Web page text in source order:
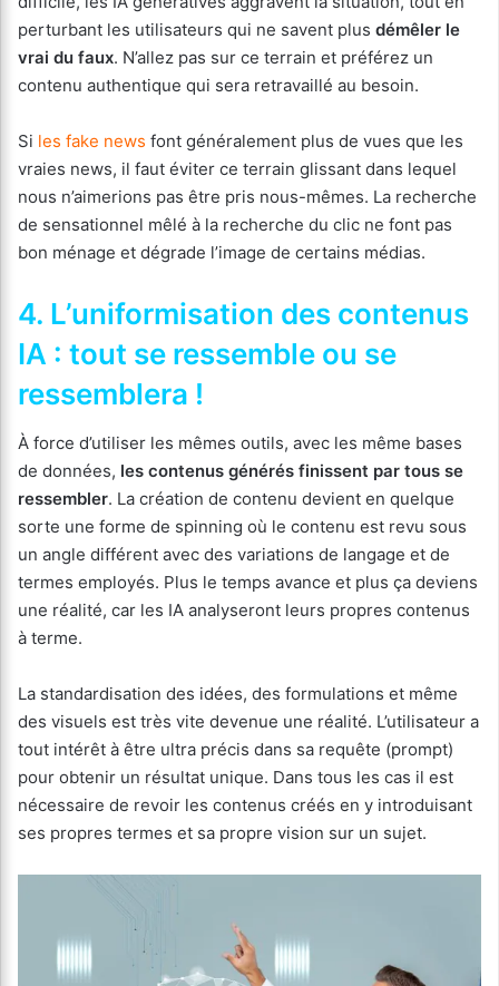
perturbant les utilisateurs qui ne savent plus démêler le
vrai du faux. N’allez pas sur ce terrain et préférez un
contenu authentique qui sera retravaillé au besoin.
Si les fake news font généralement plus de vues que les
vraies news, il faut éviter ce terrain glissant dans lequel
nous n’aimerions pas être pris nous-mêmes. La recherche
de sensationnel mêlé à la recherche du clic ne font pas
bon ménage et dégrade l’image de certains médias.
4. L’uniformisation des contenus
IA : tout se ressemble ou se
ressemblera !
À force d’utiliser les mêmes outils, avec les même bases
de données, les contenus générés finissent par tous se
ressembler. La création de contenu devient en quelque
sorte une forme de spinning où le contenu est revu sous
un angle différent avec des variations de langage et de
termes employés. Plus le temps avance et plus ça deviens
une réalité, car les IA analyseront leurs propres contenus
à terme.
La standardisation des idées, des formulations et même
des visuels est très vite devenue une réalité. L’utilisateur a
tout intérêt à être ultra précis dans sa requête (prompt)
pour obtenir un résultat unique. Dans tous les cas il est
nécessaire de revoir les contenus créés en y introduisant
ses propres termes et sa propre vision sur un sujet.